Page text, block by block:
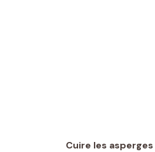
Cuire les asperges